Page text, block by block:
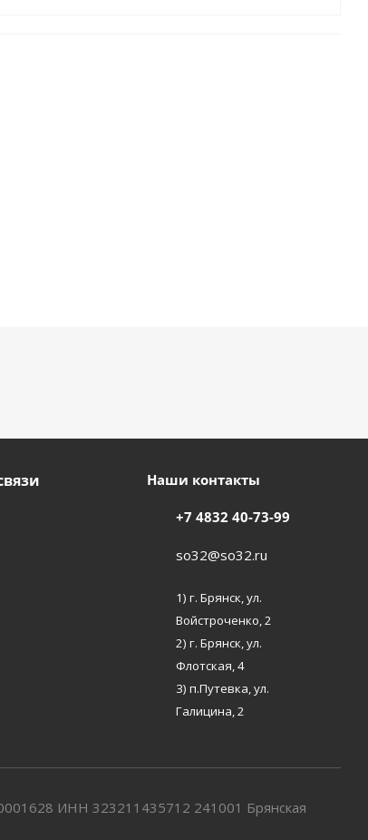
Наши контакты
+7 4832 40-73-99
so32@so32.ru
1) г. Брянск, ул.
Войстроченко, 2
2) г. Брянск, ул.
Флотская, 4
3) п.Путевка, ул.
Галицина, 2
ИНН 323211435712 241001 Брянская